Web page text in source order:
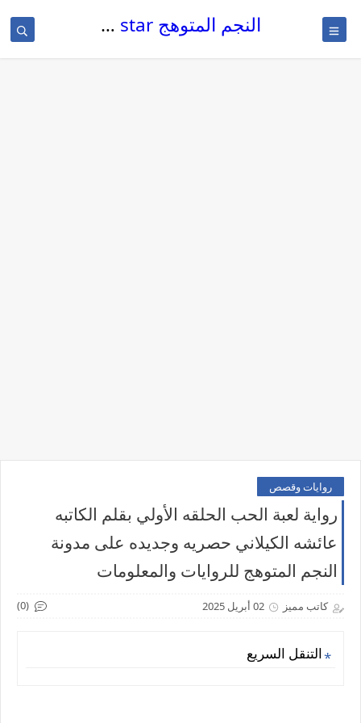
النجم المتوهج The glowing star
روايات وقصص
رواية لعبة الحب الحلقه الأولي بقلم الكاتبه
عائشه الكيلاني حصريه وجديده على مدونة
النجم المتوهج للروايات والمعلومات
كاتب مميز 02 أبريل 2025 (0)
التنقل السريع